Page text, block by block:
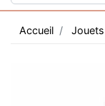
Accueil Jouets